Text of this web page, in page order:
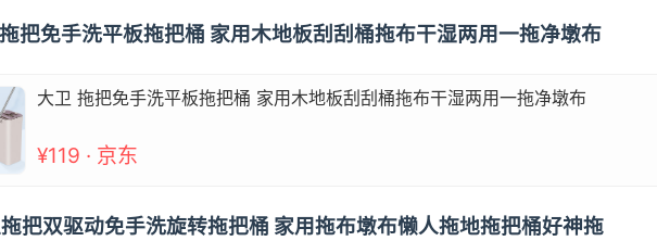
拖把免手洗平板拖把桶 家用木地板刮刮桶拖布干湿两用一拖净墩布
大卫 拖把免手洗平板拖把桶 家用木地板刮刮桶拖布干湿两用一拖净墩布
¥119 · 京东
把双驱动免手洗旋转拖把桶 家用拖布墩布懒人拖地拖把桶好神拖